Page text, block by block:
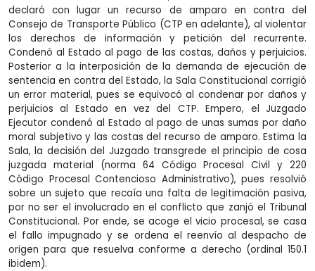
declaró con lugar un recurso de amparo en contra del
Consejo de Transporte Público (CTP en adelante), al violentar
los derechos de información y petición del recurrente.
Condenó al Estado al pago de las costas, daños y perjuicios.
Posterior a la interposición de la demanda de ejecución de
sentencia en contra del Estado, la Sala Constitucional corrigió
un error material, pues se equivocó al condenar por daños y
perjuicios al Estado en vez del CTP. Empero, el Juzgado
Ejecutor condenó al Estado al pago de unas sumas por daño
moral subjetivo y las costas del recurso de amparo. Estima la
Sala, la decisión del Juzgado transgrede el principio de cosa
juzgada material (norma 64 Código Procesal Civil y 220
Código Procesal Contencioso Administrativo), pues resolvió
sobre un sujeto que recaía una falta de legitimación pasiva,
por no ser el involucrado en el conflicto que zanjó el Tribunal
Constitucional. Por ende, se acoge el vicio procesal, se casa
el fallo impugnado y se ordena el reenvío al despacho de
origen para que resuelva conforme a derecho (ordinal 150.1
ibidem).